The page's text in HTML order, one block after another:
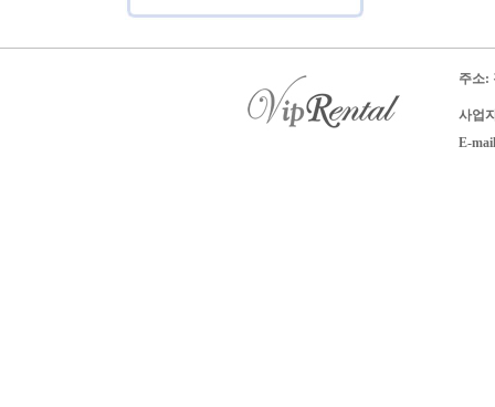
주소:
사업
E-